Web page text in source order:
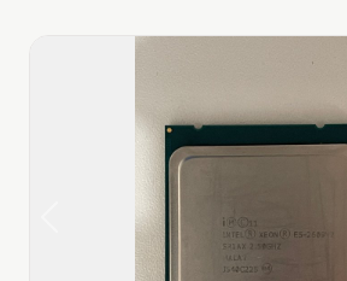
Articolul precedent